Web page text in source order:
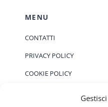
MENU
CONTATTI
PRIVACY POLICY
COOKIE POLICY